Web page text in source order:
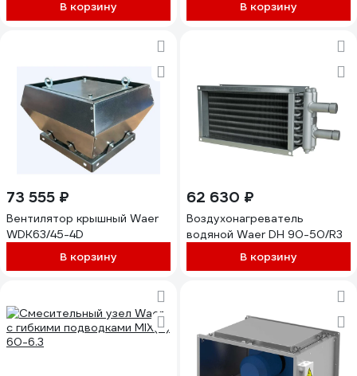
В корзину В корзину
73 555 ₽
Вентилятор крышный Waer
WDK63/45-4D
В корзину
62 630 ₽
Воздухонагреватель
водяной Waer DH 90-50/R3
В корзину